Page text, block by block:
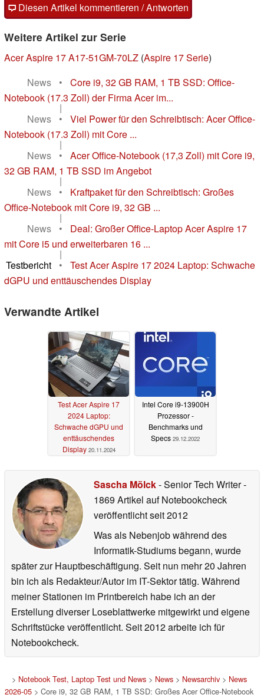
Diesen Artikel kommentieren / Antworten
Weitere Artikel zur Serie
Acer Aspire 17 A17-51GM-70LZ (Aspire 17 Serie)
News
•
Core i9, 32 GB RAM, 1 TB SSD: Office-
Notebook (17.3 Zoll) der Firma Acer im...
|
News
•
Viel Power für den Schreibtisch: Acer Office-
Notebook (17.3 Zoll) mit Core ...
|
News
•
Acer Office-Notebook (17,3 Zoll) mit Core i9,
32 GB RAM, 1 TB SSD im Angebot
|
News
•
Kraftpaket für den Schreibtisch: Großes
Office-Notebook mit Core i9, 32 GB ...
|
News
•
Deal: Großer Office-Laptop Acer Aspire 17
mit Core i5 und erweiterbaren 16 ...
|
Testbericht
•
Test Acer Aspire 17 2024 Laptop: Schwache
dGPU und enttäuschendes Display
Verwandte Artikel
Test Acer Aspire 17
2024 Laptop:
Schwache dGPU und
enttäuschendes
Display 20.11.2024
Intel Core i9-13900H
Prozessor -
Benchmarks und
Specs 29.12.2022
Sascha Mölck- Senior Tech Writer-
1869 Artikel auf Notebookcheck
veröffentlichtseit 2012
Was als Nebenjob während des
Informatik-Studiums begann, wurde
später zur Hauptbeschäftigung. Seit nun mehr 20 Jahren
bin ich als Redakteur/Autor im IT-Sektor tätig. Während
meiner Stationen im Printbereich habe ich an der
Erstellung diverser Loseblattwerke mitgewirkt und eigene
Schriftstücke veröffentlicht. Seit 2012 arbeite ich für
Notebookcheck.
> Notebook Test, Laptop Test und News> News> Newsarchiv> News
2026-05 > Core i9, 32 GB RAM, 1 TB SSD: Großes Acer Office-Notebook